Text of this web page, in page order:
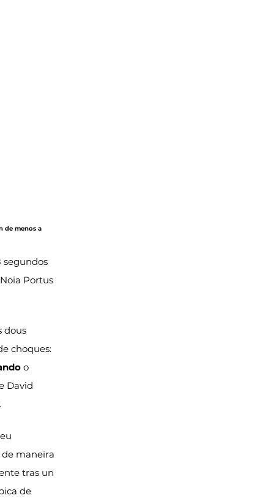
de menos a
segundos
Portus
dous
choques:
o
David
maneira
tras un
de